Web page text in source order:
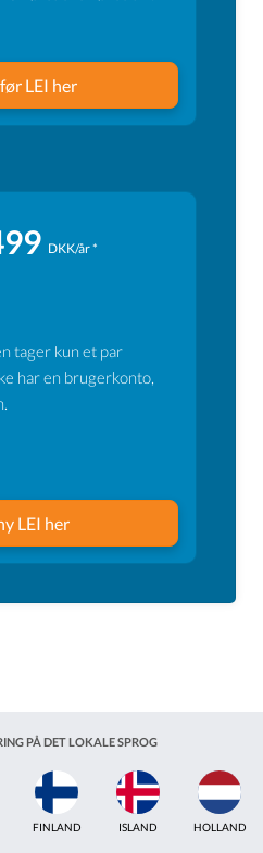
LEI her
DKK/år *
tager kun et par
har en brugerkonto,
LEI her
PÅ DET LOKALE SPROG
INDIEN ESTLAND